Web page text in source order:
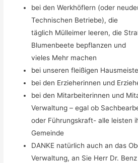
bei den Werkhöflern (oder
Technischen Betriebe), die
täglich Mülleimer leeren, die
Blumenbeete bepflanzen und
vieles Mehr machen
bei unseren fleißigen
bei den Erzieherinnen und
bei den Mitarbeiterinnen und
Verwaltung – egal ob
oder Führungskraft- alle leisten
Gemeinde
DANKE natürlich auch an das
Verwaltung, an Sie Herr Dr.